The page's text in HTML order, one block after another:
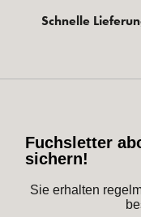
Schnelle
Fuchsletter
sichern!
Sie erhalten